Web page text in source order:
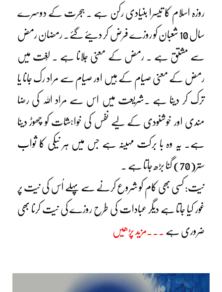
روزہ اسلام کا تیسرا بنیادی رکن ہے ۔ ہجرت کے دوسرے
سال 10 شعبان کو روزے فرض کر دیئے گئے۔ رمضان رمض
سے مشتق ہے ۔ رمض کے معنی جلانا ہے ۔ لُغت میں
رمض کے معنی صیام کے ہیں اور صیام سے مراد رک جانا یا
ترک کر دینا ہے ۔شریعت میں اس سے مراد اللہ کی رضا
مندی اور خوشنودی کے لیے نفس کی خواہشات کو چھوڑ دینا
ہے۔ یہ وہ با برکت مہینہ ہے جس میں ہر نیکی کا ثواب
ستر(70) گنا بڑھ جاتا ہے ۔
نیت: کسی بھی کام کو شروع کرنے سے پہلے اُس کی نیت پر
غور کیا جاتا ہے دیگر عبادات کی طرح روزے کی نیت کرنا بھی
ضروری ہے ۔۔۔مزید پڑھیں